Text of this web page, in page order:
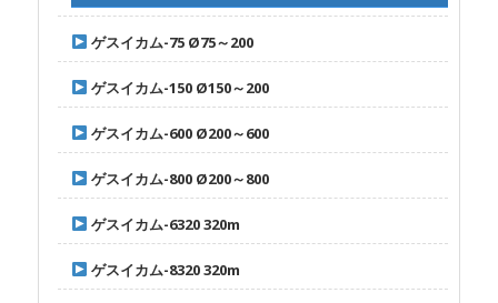
ゲスイカム-75 Ø75～200
ゲスイカム-150 Ø150～200
ゲスイカム-600 Ø200～600
ゲスイカム-800 Ø200～800
ゲスイカム-6320 320m
ゲスイカム-8320 320m